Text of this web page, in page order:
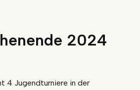
2024
4 Jugendturniere in der